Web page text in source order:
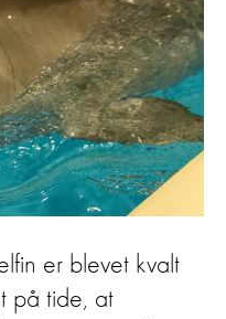
er blevet kvalt
på tide, at